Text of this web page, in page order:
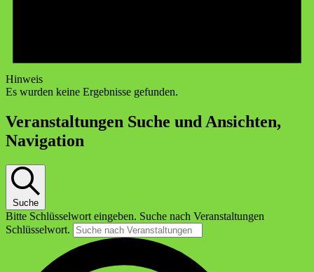
Hinweis
Es wurden keine Ergebnisse gefunden.
Veranstaltungen Suche und Ansichten,
Navigation
Suche
Bitte Schlüsselwort eingeben. Suche nach Veranstaltungen
Schlüsselwort.